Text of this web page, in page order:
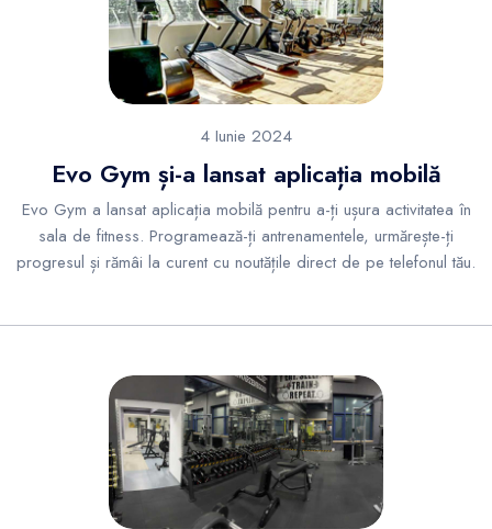
4 Iunie 2024
Evo Gym și-a lansat aplicația mobilă
Evo Gym a lansat aplicația mobilă pentru a-ți ușura activitatea în
sala de fitness. Programează-ți antrenamentele, urmărește-ți
progresul și rămâi la curent cu noutățile direct de pe telefonul tău.